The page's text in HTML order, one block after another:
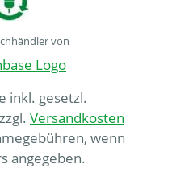
von
inkl. gesetzl.
Versandkosten
wenn
angegeben.